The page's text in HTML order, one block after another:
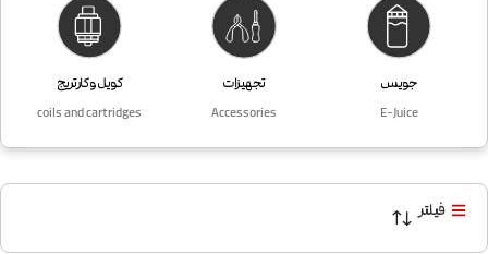
جویس
E-Juice
تجهیزات
Accessories
کویل و کارتریج
coils and cartridges
فیلتر